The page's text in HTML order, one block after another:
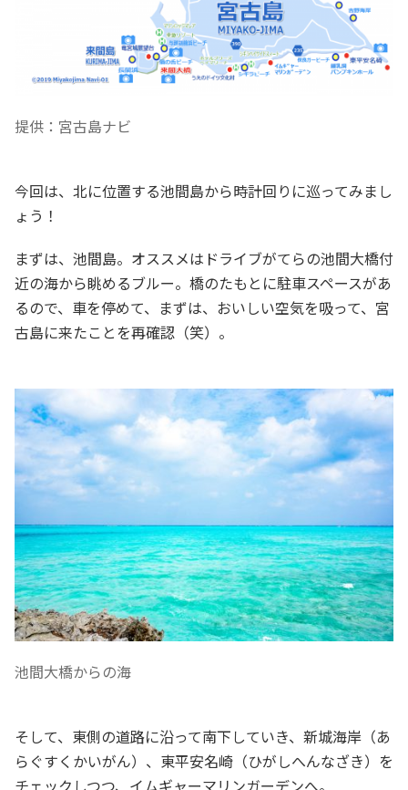
提供：宮古島ナビ
今回は、北に位置する池間島から時計回りに巡ってみまし
ょう！
まずは、池間島。オススメはドライブがてらの池間大橋付
近の海から眺めるブルー。橋のたもとに駐車スペースがあ
るので、車を停めて、まずは、おいしい空気を吸って、宮
古島に来たことを再確認（笑）。
池間大橋からの海
そして、東側の道路に沿って南下していき、新城海岸（あ
らぐすくかいがん）、東平安名崎（ひがしへんなざき）を
チェックしつつ、イムギャーマリンガーデンへ。